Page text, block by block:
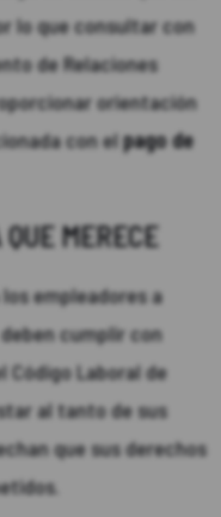
lo que consultar con
de Relaciones
orientación
con elpago de
MERECE
empleadores a
cumplir con
Laboral de
al tanto de sus
que sus derechos